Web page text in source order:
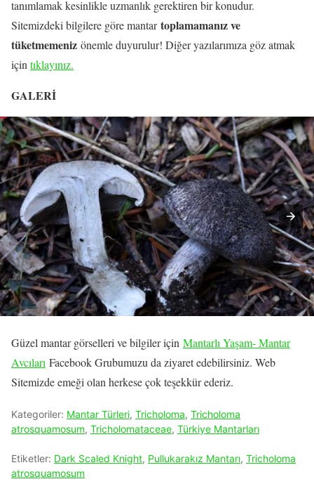
tanımlamak kesinlikle uzmanlık gerektiren bir konudur.
Sitemizdeki bilgilere göre mantartoplamamanız ve
tüketmemeniz önemle duyurulur! Diğer yazılarımıza göz atmak
içintıklayınız.
GALERİ
Güzel mantar görselleri ve bilgiler için Mantarlı Yaşam- Mantar
Avcıları Facebook Grubumuzu da ziyaret edebilirsiniz. Web
Sitemizde emeği olan herkese çok teşekkür ederiz.
Kategoriler: Mantar Türleri, Tricholoma, Tricholoma
atrosquamosum, Tricholomataceae, Türkiye Mantarları
Etiketler: Dark Scaled Knight, Pullukarakız Mantarı, Tricholoma
atrosquamosum